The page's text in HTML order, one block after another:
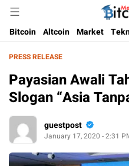
Bitcoin
Media Bitcoin dan
Bitcoin Altcoin Market
PRESS RELEASE
Payasian Awali
Slogan “Asia
guestpost
January 17, 2020 - 2:31